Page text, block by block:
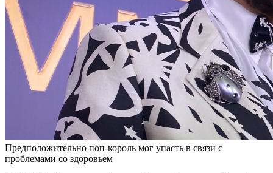
Предположительно поп-король мог упасть в связи с
проблемами со здоровьем